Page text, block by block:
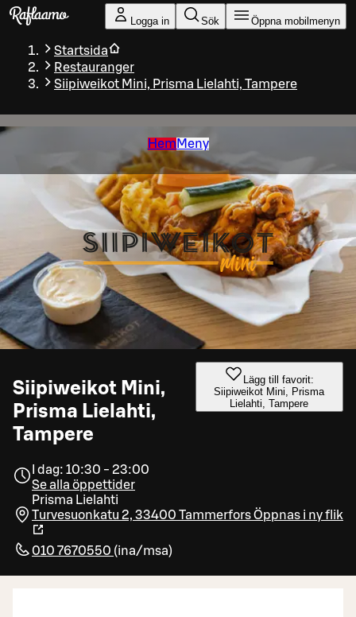
Gå till huvudinnehållet
Logga in Sök Öppna mobilmenyn
Startsida
Restauranger
Siipiweikot Mini, Prisma Lielahti, Tampere
Hem Meny
Siipiweikot Mini,
Prisma Lielahti,
Tampere
Lägg till favorit:
Siipiweikot Mini, Prisma
Lielahti, Tampere
I dag: 10:30 - 23:00
Se alla öppettider
Prisma Lielahti
Turvesuonkatu 2, 33400 TammerforsÖppnas i ny flik
010 7670550 (ina/msa)